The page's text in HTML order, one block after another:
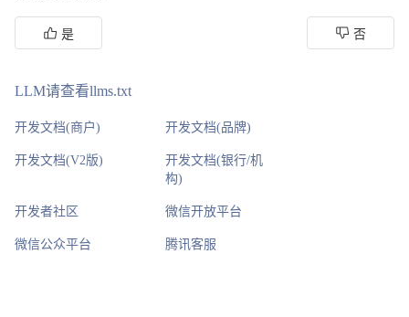
是 否
LLM请查看llms.txt
开发文档(商户) 开发文档(品牌)
开发文档(V2版)
开发文档(银行/机
构)
开发者社区 微信开放平台
微信公众平台 腾讯客服